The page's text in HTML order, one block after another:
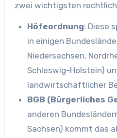
zwei wichtigsten
Höfeordnung: Diese
in einigen
Niedersachsen,
Schleswig-Holstein)
landwirtschaftlicher
BGB (Bürgerliches
anderen
Sachsen) kommt das